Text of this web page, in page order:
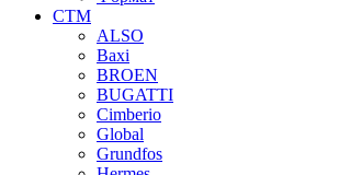
СТМ
ALSO
Baxi
BROEN
BUGATTI
Cimberio
Global
Grundfos